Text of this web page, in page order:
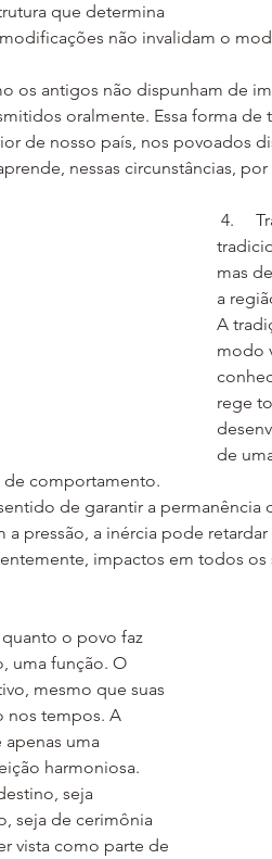
que determina
não invalidam o
os antigos não dispunham de
oralmente. Essa forma de
de nosso país, nos povoados
nessas circunstâncias,
mas
a
A
modo
rege
de
comportamento.
de garantir a
a pressão, a inércia pode
impactos em todos os
o povo faz
uma função. O
mesmo que suas
nos tempos. A
uma
harmoniosa.
seja
seja de cerimônia
vista como parte de